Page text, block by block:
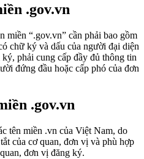
.gov.vn
miền “.gov.vn” cần phải bao gồm
chữ ký và dấu của người đại diện
phải cung cấp đầy đủ thông tin
đứng đầu hoặc cấp phó của đơn
.gov.vn
tên miền .vn của Việt Nam, do
của cơ quan, đơn vị và phù hợp
đơn vị đăng ký.